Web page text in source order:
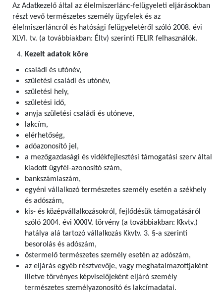
Az Adatkezelő által az élelmiszerlánc-felügyeleti eljárásokban
részt vevő természetes személy ügyfelek és az
élelmiszerláncról és hatósági felügyeletéről szóló 2008. évi
XLVI. tv. (a továbbiakban: Éltv) szerinti FELIR felhasználók.
Kezelt adatok köre
családi és utónév,
születési családi és utónév,
születési hely,
születési idő,
anyja születési családi és utóneve,
lakcím,
elérhetőség,
adóazonosító jel,
a mezőgazdasági és vidékfejlesztési támogatási szerv által
kiadott ügyfél-azonosító szám,
bankszámlaszám,
egyéni vállalkozó természetes személy esetén a székhely
és adószám,
kis- és középvállalkozásokról, fejlődésük támogatásáról
szóló 2004. évi XXXIV. törvény (a továbbiakban: Kkvtv.)
hatálya alá tartozó vállalkozás Kkvtv. 3. §-a szerinti
besorolás és adószám,
őstermelő természetes személy esetén az adószám,
az eljárás egyéb résztvevője, vagy meghatalmazottjaként
illetve törvényes képviselőjeként eljáró személy
természetes személyazonosító és lakcímadatai.